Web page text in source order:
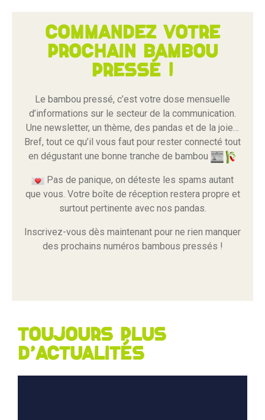
Commandez votre
prochain bambou
pressé !
Le bambou pressé, c’est votre dose mensuelle
d’informations sur le secteur de la communication.
Une newsletter, un thème, des pandas et de la joie…
Bref, tout ce qu’il vous faut pour rester connecté tout
en dégustant une bonne tranche de bambou
Pas de panique, on déteste les spams autant
que vous. Votre boîte de réception restera propre et
surtout pertinente avec nos pandas.
Inscrivez-vous dès maintenant pour ne rien manquer
des prochains numéros bambous pressés !
Toujours plus
d'actualités